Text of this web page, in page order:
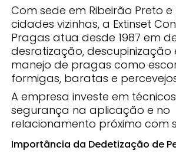
Com sede em Ribeirão Preto
cidades vizinhas, a Extinset
Pragas atua desde 1987 em
desratização, descupinização
manejo de pragas como
formigas, baratas e
A empresa investe em
segurança na aplicação e no
relacionamento próximo com
Importância da Dedetização de